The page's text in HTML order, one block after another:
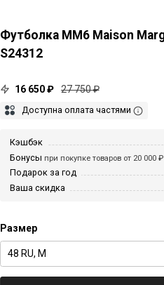
Футболка MM6 Maison
S24312
16 650 ₽ 27 750 ₽
Доступна оплата частями
Кэшбэк
Бонусы при покупке товаров от 20 000 ₽
Подарок за год
Ваша скидка
Размер
48 RU, M